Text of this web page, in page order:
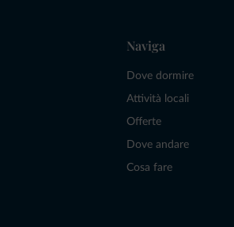
Naviga
Dove dormire
Attività locali
Offerte
Dove andare
Cosa fare